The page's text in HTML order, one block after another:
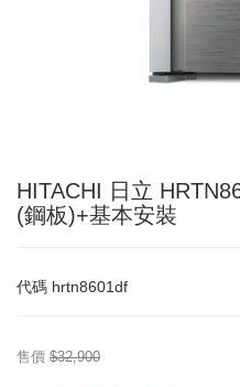
HITACHI 日立
(鋼板)+基本安裝
代碼 hrtn8601df
售價 $32,900